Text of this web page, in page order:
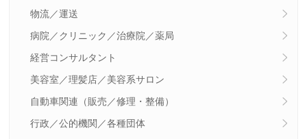
物流／運送
病院／クリニック／治療院／薬局
経営コンサルタント
美容室／理髪店／美容系サロン
自動車関連（販売／修理・整備）
行政／公的機関／各種団体